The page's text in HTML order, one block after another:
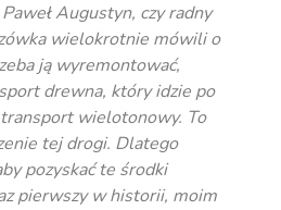
Augustyn, czy radny
wielokrotnie mówili o
ją wyremontować,
drewna, który idzie po
wielotonowy. To
tej drogi. Dlatego
pozyskać te środki
pierwszy w historii, moim